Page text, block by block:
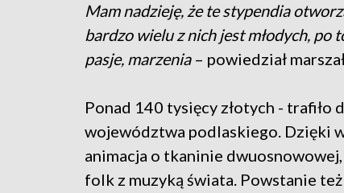
Mam nadzieję, że te stypendia
bardzo wielu z nich jest młodych, po
pasje, marzenia– powiedział
Ponad 140 tysięcy złotych - trafiło
województwa podlaskiego. Dzięki
animacja o tkaninie
folk z muzyką świata. Powstanie